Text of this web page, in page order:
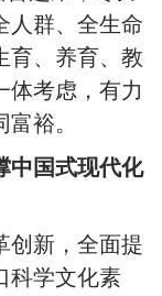
人群、全生命
育、养育、教
体考虑，有力
裕。
中国式现代化
创新，全面提
科学文化素